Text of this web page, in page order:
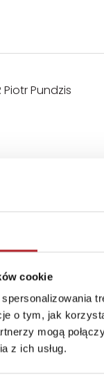
cookie
o tym, jak
mogą
z ich usług.
Piotr Pundzis